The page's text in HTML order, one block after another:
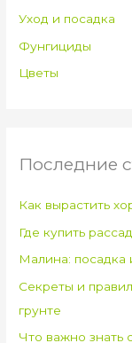
Уход и посадка
Фунгициды
Цветы
Последние
Как вырастить
Где купить
Малина: посадка
Секреты и
грунте
Что важно знать